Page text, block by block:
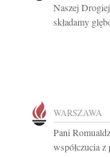
Naszej
składamy
WARSZAWA
Pani
współczucia